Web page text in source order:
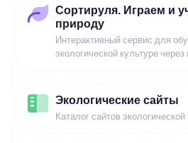
Сортируля. Играем и
природу
Интерактивный сервис для
экологической культуре через
Экологические сайты
Каталог сайтов